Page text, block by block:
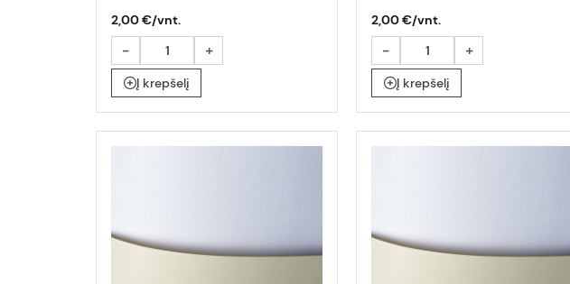
2,00 €/vnt.
- +
Į krepšelį
2,00 €/vnt.
- +
Į krepšelį